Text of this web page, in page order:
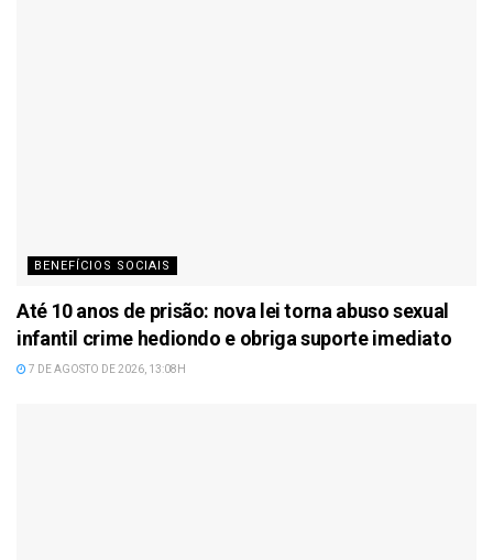
BENEFÍCIOS SOCIAIS
Até 10 anos de prisão: nova lei torna abuso sexual
infantil crime hediondo e obriga suporte imediato
7 DE AGOSTO DE 2026, 13:08H